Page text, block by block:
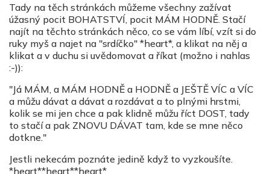
Tady na těch stránkách můžeme všechny zažívat
úžasný pocit BOHATSTVÍ, pocit MÁM HODNĚ. Stačí
najít na těchto stránkách něco, co se vám líbí, vzít si do
ruky myš a najet na "srdíčko" *heart*, a klikat na něj a
klikat a v duchu si uvědomovat a říkat (možno i nahlas
:-)):
"Já MÁM, a MÁM HODNĚ a HODNĚ a JEŠTĚ VÍC a VÍC
a můžu dávat a dávat a rozdávat a to plnými hrstmi,
kolik se mi jen chce a pak klidně můžu říct DOST, tady
to stačí a pak ZNOVU DÁVAT tam, kde se mne něco
dotkne."
Jestli nekecám poznáte jedině když to vyzkoušíte.
*heart**heart**heart*